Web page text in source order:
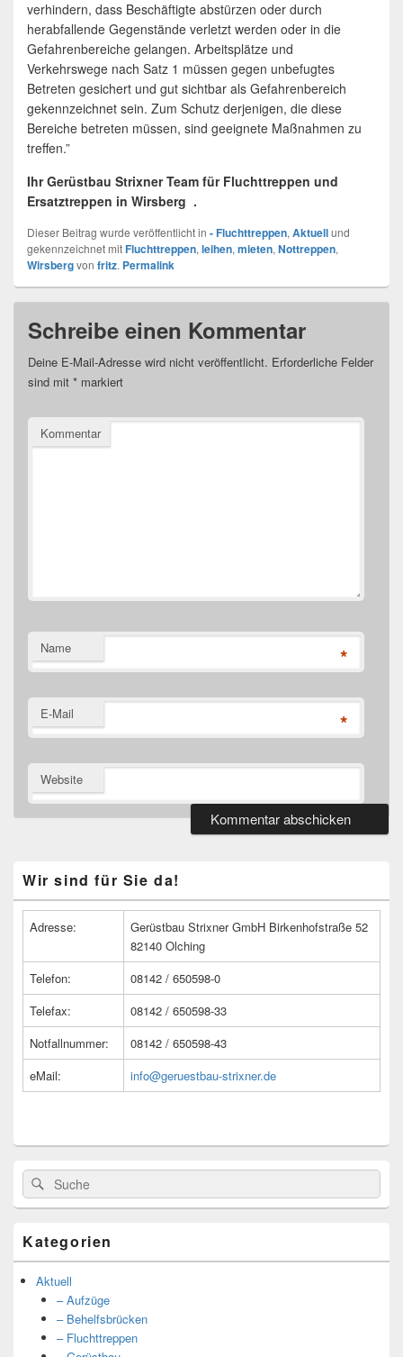
verhindern, dass Beschäftigte abstürzen oder durch
herabfallende Gegenstände verletzt werden oder in die
Gefahrenbereiche gelangen. Arbeitsplätze und
Verkehrswege nach Satz 1 müssen gegen unbefugtes
Betreten gesichert und gut sichtbar als Gefahrenbereich
gekennzeichnet sein. Zum Schutz derjenigen, die diese
Bereiche betreten müssen, sind geeignete Maßnahmen zu
treffen.”
Ihr Gerüstbau Strixner Team für Fluchttreppen und
Ersatztreppen in Wirsberg .
Dieser Beitrag wurde veröffentlicht in - Fluchttreppen, Aktuellund
gekennzeichnet mitFluchttreppen, leihen, mieten, Nottreppen,
Wirsbergvon fritz. Permalink
Schreibe einen Kommentar
Deine E-Mail-Adresse wird nicht veröffentlicht. Erforderliche Felder
sind mit * markiert
Kommentar
Name *
E-Mail *
Website
Seitenleisten
Widget-
Wir sind für Sie da!
Adresse:
Gerüstbau Strixner GmbH Birkenhofstraße 52
82140 Olching
Telefon:
08142 / 650598-0
Telefax:
08142 / 650598-33
Notfallnummer:
08142 / 650598-43
eMail:
info@geruestbau-strixner.de
Suche
nach:
Suche
Kategorien
Aktuell
– Aufzüge
– Behelfsbrücken
– Fluchttreppen